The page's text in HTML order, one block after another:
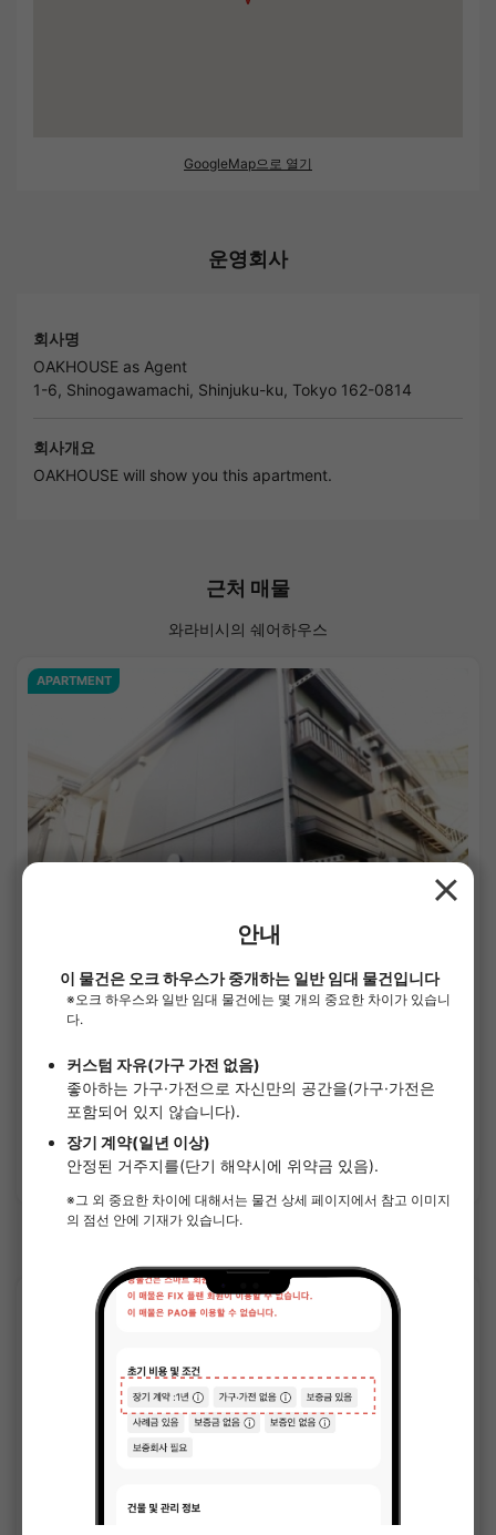
GoogleMap으로 열기
운영회사
회사명
OAKHOUSE as Agent
1-6, Shinogawamachi, Shinjuku-ku, Tokyo 162-0814
회사개요
OAKHOUSE will show you this apartment.
근처 매물
와라비시의 쉐어하우스
1/1
APARTMENT
리브레스 고사리
¥61,000 - ¥65,000 공실
18.00㎡〜 /2층 건물
보증금 없음
상세 보기
SOCIAL RESIDENCE